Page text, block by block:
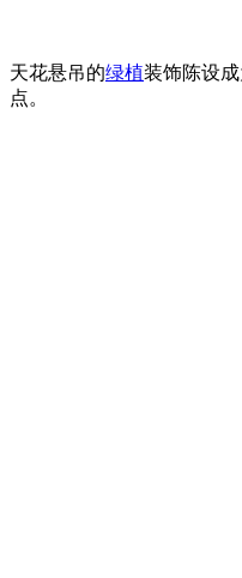
天花悬吊的绿植装饰陈设
点。